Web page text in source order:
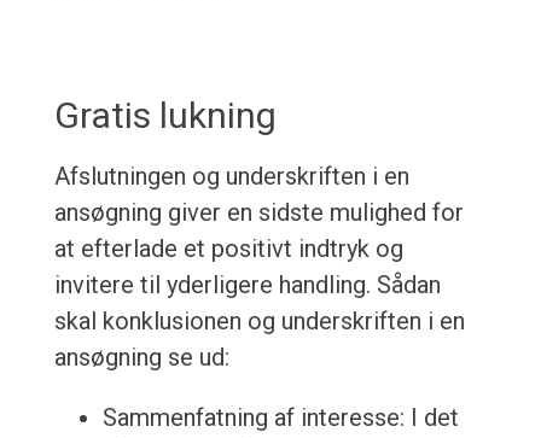
Gratis lukning
Afslutningen og underskriften i en
ansøgning giver en sidste mulighed for
at efterlade et positivt indtryk og
invitere til yderligere handling. Sådan
skal konklusionen og underskriften i en
ansøgning se ud:
Sammenfatning af interesse: I det